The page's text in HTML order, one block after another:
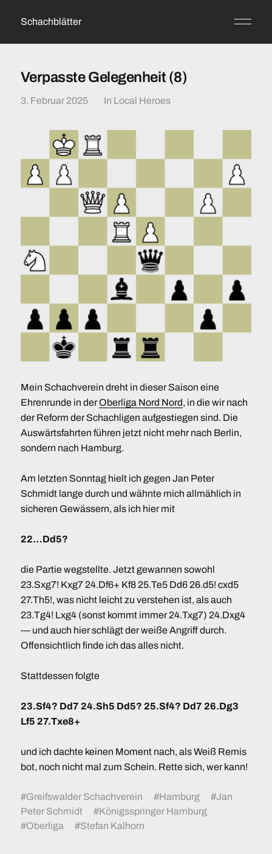
Schachblätter
Verpasste Gelegenheit (8)
3. Februar 2025 In Local Heroes
Mein Schachverein dreht in dieser Saison eine
Ehrenrunde in derOberliga Nord Nord, in die wir nach
der Reform der Schachligen aufgestiegen sind. Die
Auswärtsfahrten führen jetzt nicht mehr nach Berlin,
sondern nach Hamburg.
Am letzten Sonntag hielt ich gegen Jan Peter
Schmidt lange durch und wähnte mich allmählich in
sicheren Gewässern, als ich hier mit
22…Dd5?
die Partie wegstellte. Jetzt gewannen sowohl
23.Sxg7! Kxg7 24.Df6+ Kf8 25.Te5 Dd6 26.d5! cxd5
27.Th5!, was nicht leicht zu verstehen ist, als auch
23.Tg4! Lxg4 (sonst kommt immer 24.Txg7) 24.Dxg4
— und auch hier schlägt der weiße Angriff durch.
Offensichtlich finde ich das alles nicht.
Stattdessen folgte
23.Sf4? Dd7 24.Sh5 Dd5? 25.Sf4? Dd7 26.Dg3
Lf5 27.Txe8+
und ich dachte keinen Moment nach, als Weiß Remis
bot, noch nicht mal zum Schein. Rette sich, wer kann!
#Greifswalder Schachverein #Hamburg #Jan
Peter Schmidt
#Königsspringer Hamburg
#Oberliga #Stefan Kalhorn